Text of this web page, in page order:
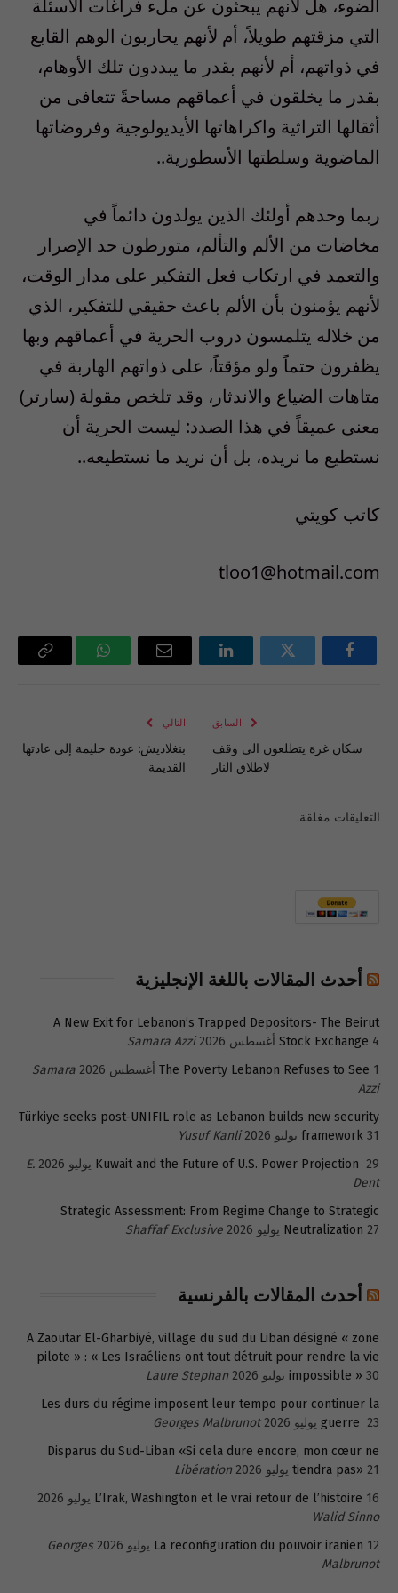
الضوء، هل لأنهم يبحثون عن ملء فراغات الأسئلة
التي مزقتهم طويلاً، أم لأنهم يحاربون الوهم القابع
في ذواتهم، أم لأنهم بقدر ما يبددون تلك الأوهام،
بقدر ما يخلقون في أعماقهم مساحةً تتعافى من
أثقالها التراثية واكراهاتها الأيديولوجية وفروضاتها
الماضوية وسلطتها الأسطورية..
ربما وحدهم أولئك الذين يولدون دائماً في
مخاضات من الألم والتألم، متورطون حد الإصرار
والتعمد في ارتكاب فعل التفكير على مدار الوقت،
لأنهم يؤمنون بأن الألم باعث حقيقي للتفكير، الذي
من خلاله يتلمسون دروب الحرية في أعماقهم وبها
يظفرون حتماً ولو مؤقتاً، على ذواتهم الهاربة في
متاهات الضياع والاندثار، وقد تلخص مقولة (سارتر)
معنى عميقاً في هذا الصدد: ليست الحرية أن
نستطيع ما نريده، بل أن نريد ما نستطيعه..
كاتب كويتي
tloo1@hotmail.com
فيسبوك تويتر لينكدإن
البريد
واتساب Copy
السابق
سكان غزة يتطلعون الى وقف
لاطلاق النار
التالي
بنغلاديش: عودة حليمة إلى عادتها
القديمة
التعليقات مغلقة.
أحدث المقالات باللغة الإنجليزية
A New Exit for Lebanon’s Trapped Depositors- The Beirut
Stock Exchange 4 أغسطس 2026
Samara Azzi
The Poverty Lebanon Refuses to See 1 أغسطس 2026
Samara
Azzi
Türkiye seeks post-UNIFIL role as Lebanon builds new security
framework 31 يوليو 2026
Yusuf Kanli
Kuwait and the Future of U.S. Power Projection 29 يوليو 2026
E.
Dent
Strategic Assessment: From Regime Change to Strategic
Neutralization 27 يوليو 2026 Shaffaf Exclusive
أحدث المقالات بالفرنسية
A Zaoutar El-Gharbiyé, village du sud du Liban désigné « zone
pilote » : « Les Israéliens ont tout détruit pour rendre la vie
impossible » 30 يوليو 2026
Laure Stephan
Les durs du régime imposent leur tempo pour continuer la
guerre 23 يوليو 2026
Georges Malbrunot
Disparus du Sud-Liban «Si cela dure encore, mon cœur ne
tiendra pas» 21 يوليو 2026
Libération
L’Irak, Washington et le vrai retour de l’histoire 16 يوليو 2026
Walid Sinno
La reconfiguration du pouvoir iranien 12 يوليو 2026
Georges
Malbrunot